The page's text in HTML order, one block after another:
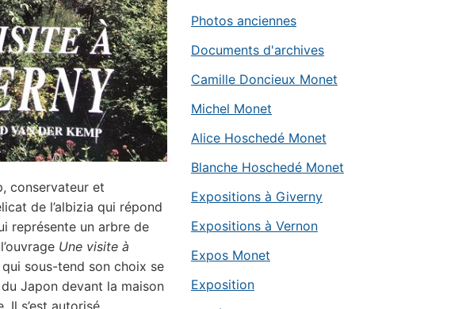
conservateur et
de l’albizia qui répond
représente un arbre de
Une visite à
sous-tend son choix se
Japon devant la maison
Il s’est autorisé
Photos anciennes
Documents d'archives
Camille Doncieux Monet
Michel Monet
Alice Hoschedé Monet
Blanche Hoschedé Monet
Expositions à Giverny
Expositions à Vernon
Expos Monet
Exposition